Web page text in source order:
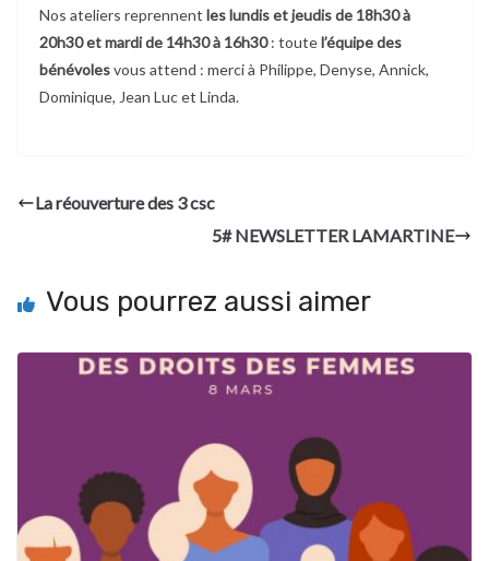
Nos ateliers reprennent les lundis et jeudis de 18h30 à
20h30 et mardi de 14h30 à 16h30: toutel’équipe des
bénévolesvous attend : merci à Philippe, Denyse, Annick,
Dominique, Jean Luc et Linda.
La réouverture des 3 csc
5# NEWSLETTER LAMARTINE
Vous pourrez aussi aimer